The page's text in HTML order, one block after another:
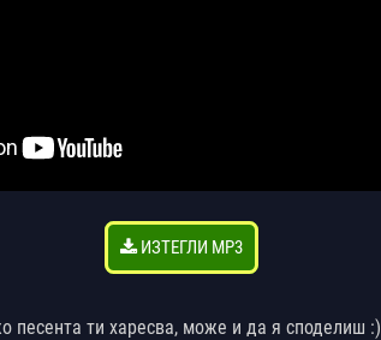
ИЗТЕГЛИ MP3
песента ти харесва, може и да я споделиш :)